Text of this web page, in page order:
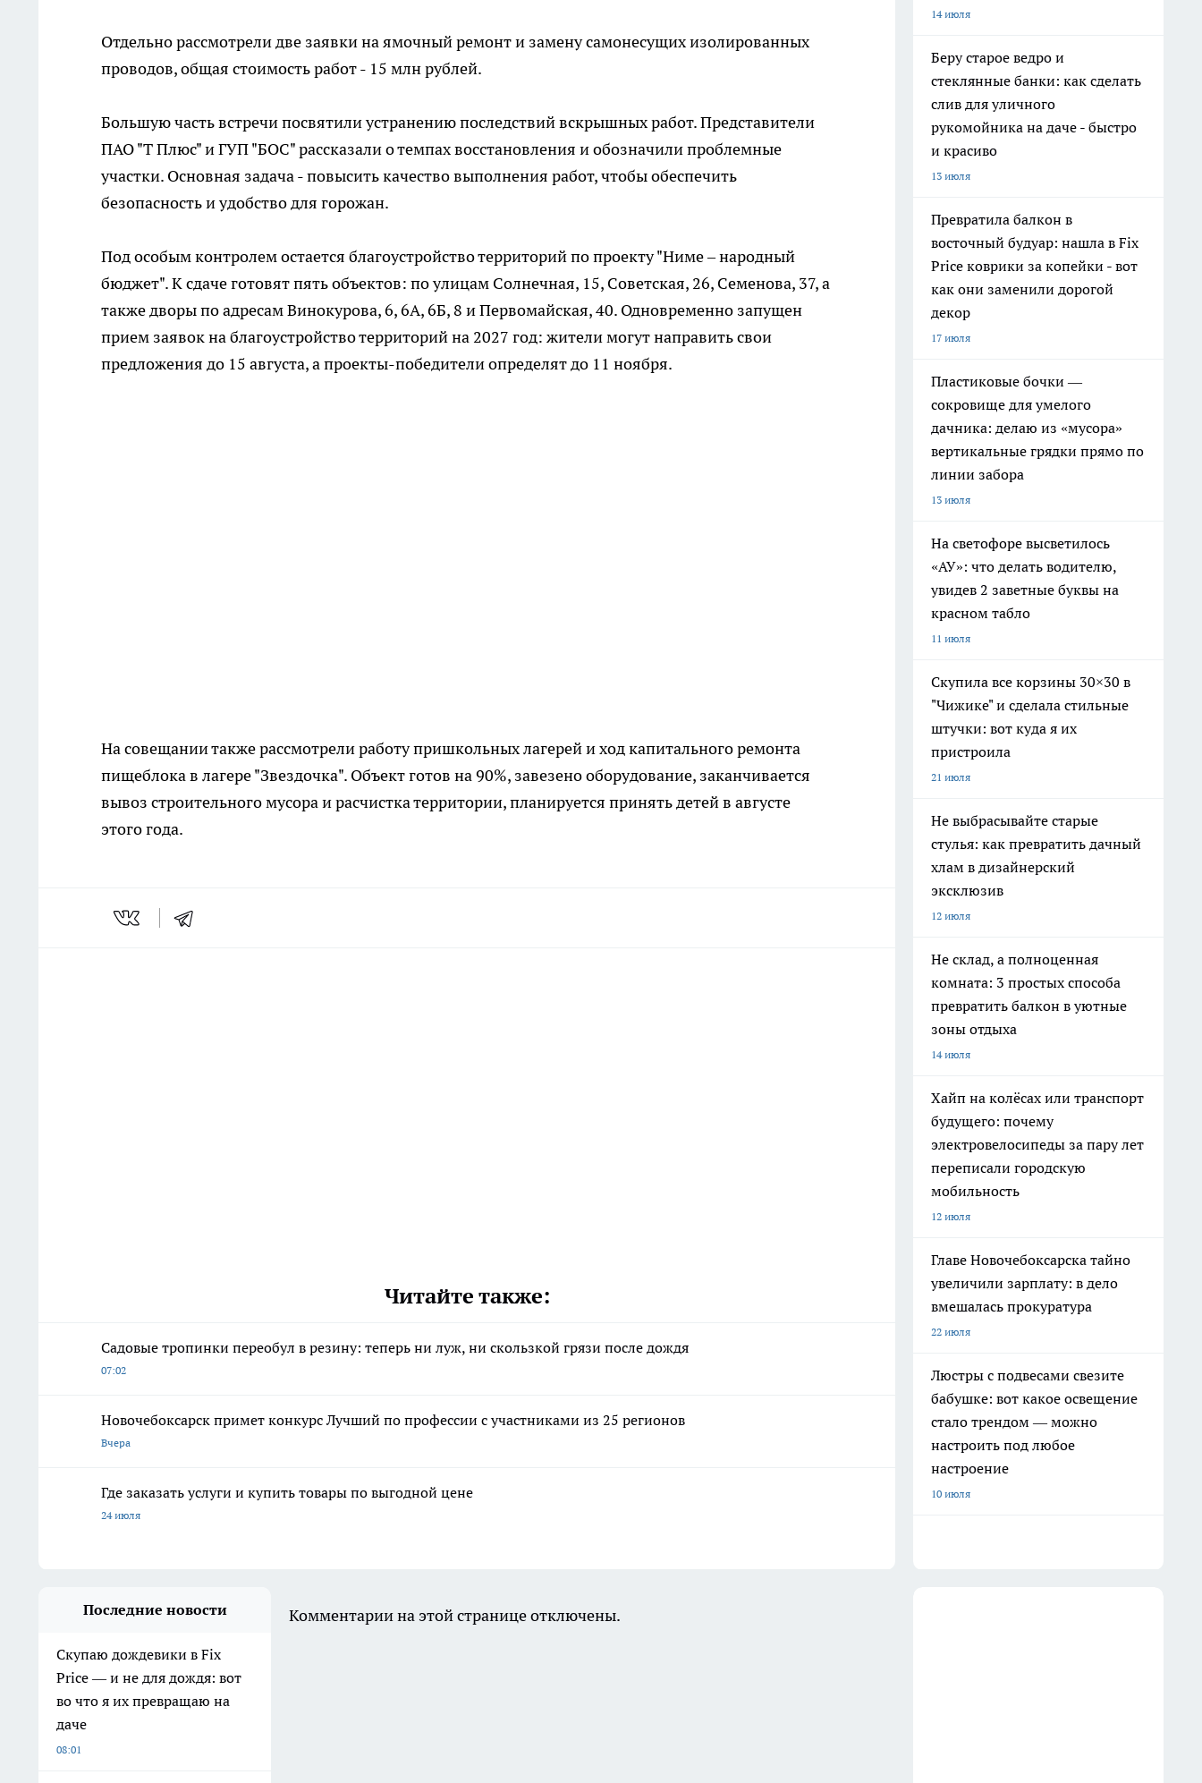
Отдельно рассмотрели две заявки на ямочный ремонт и замену самонесущих изолированных
проводов, общая стоимость работ - 15 млн рублей.
Большую часть встречи посвятили устранению последствий вскрышных работ. Представители
ПАО "Т Плюс" и ГУП "БОС" рассказали о темпах восстановления и обозначили проблемные
участки. Основная задача - повысить качество выполнения работ, чтобы обеспечить
безопасность и удобство для горожан.
Под особым контролем остается благоустройство территорий по проекту "Ниме – народный
бюджет". К сдаче готовят пять объектов: по улицам Солнечная, 15, Советская, 26, Семенова, 37, а
также дворы по адресам Винокурова, 6, 6А, 6Б, 8 и Первомайская, 40. Одновременно запущен
прием заявок на благоустройство территорий на 2027 год: жители могут направить свои
предложения до 15 августа, а проекты-победители определят до 11 ноября.
На совещании также рассмотрели работу пришкольных лагерей и ход капитального ремонта
пищеблока в лагере "Звездочка". Объект готов на 90%, завезено оборудование, заканчивается
вывоз строительного мусора и расчистка территории, планируется принять детей в августе
этого года.
Читайте также:
Садовые тропинки переобул в резину: теперь ни луж, ни скользкой грязи после дождя
07:02
Новочебоксарск примет конкурс Лучший по профессии с участниками из 25 регионов
Вчера
Где заказать услуги и купить товары по выгодной цене
24 июля
14 июля
Беру старое ведро и
стеклянные банки: как сделать
слив для уличного
рукомойника на даче - быстро
и красиво
13 июля
Превратила балкон в
восточный будуар: нашла в Fix
Price коврики за копейки - вот
как они заменили дорогой
декор
17 июля
Пластиковые бочки —
сокровище для умелого
дачника: делаю из «мусора»
вертикальные грядки прямо по
линии забора
13 июля
На светофоре высветилось
«АУ»: что делать водителю,
увидев 2 заветные буквы на
красном табло
11 июля
Скупила все корзины 30×30 в
"Чижике" и сделала стильные
штучки: вот куда я их
пристроила
21 июля
Не выбрасывайте старые
стулья: как превратить дачный
хлам в дизайнерский
эксклюзив
12 июля
Не склад, а полноценная
комната: 3 простых способа
превратить балкон в уютные
зоны отдыха
14 июля
Хайп на колёсах или транспорт
будущего: почему
электровелосипеды за пару лет
переписали городскую
мобильность
12 июля
Главе Новочебоксарска тайно
увеличили зарплату: в дело
вмешалась прокуратура
22 июля
Люстры с подвесами свезите
бабушке: вот какое освещение
стало трендом — можно
настроить под любое
настроение
10 июля
Последние новости
Скупаю дождевики в Fix
Price — и не для дождя: вот
во что я их превращаю на
даче
08:01
Комментарии на этой странице отключены.